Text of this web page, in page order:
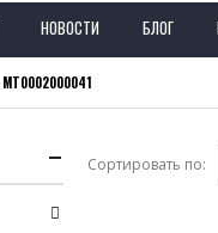
НОВОСТИ БЛОГ
MT0002000041
Сортировать по: